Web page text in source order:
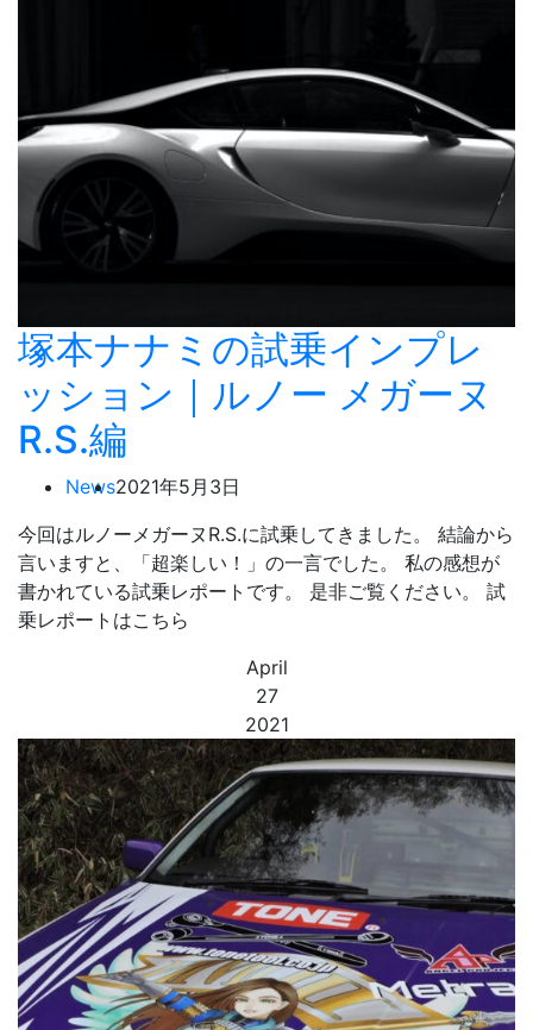
塚本ナナミの試乗インプレ
ッション｜ルノー メガーヌ
R.S.編
News2021年5月3日
今回はルノーメガーヌR.S.に試乗してきました。 結論から
言いますと、「超楽しい！」の一言でした。 私の感想が
書かれている試乗レポートです。 是非ご覧ください。 試
乗レポートはこちら
April
27
2021